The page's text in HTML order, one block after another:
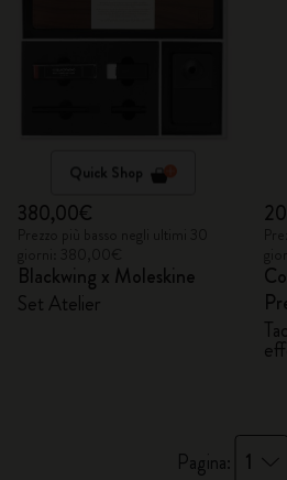
Quick Shop
380,00€
Blackwing x Moleskine
Set Atelier
Pagina: 1